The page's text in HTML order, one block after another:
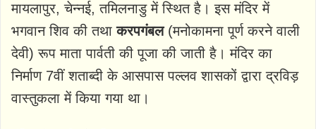
मायलापुर, चेन्नई, तमिलनाडु में स्थित है। इस मंदिर में
भगवान शिव की तथाकरपगंबल(मनोकामना पूर्ण करने वाली
देवी) रूप माता पार्वती की पूजा की जाती है। मंदिर का
निर्माण 7वीं शताब्दी के आसपास पल्लव शासकों द्वारा द्रविड़
वास्तुकला में किया गया था।